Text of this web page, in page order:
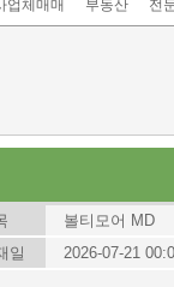
업체매매 부동산 전
볼티모어 MD
일
2026-07-21